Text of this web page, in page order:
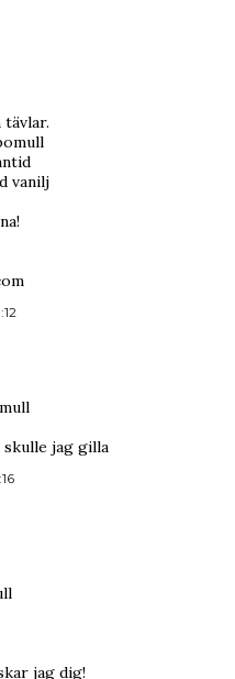
tävlar.
vanilj
skulle jag gilla
jag dig!